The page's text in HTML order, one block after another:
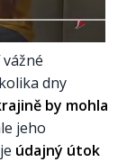
vážné
dny
by mohla
jeho
údajný útok